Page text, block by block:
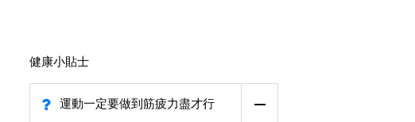
健康小貼士
運動一定要做到筋疲力盡才行